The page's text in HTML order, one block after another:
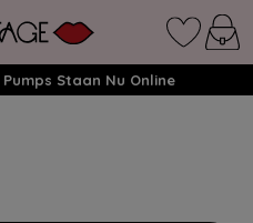
Staan Nu Online